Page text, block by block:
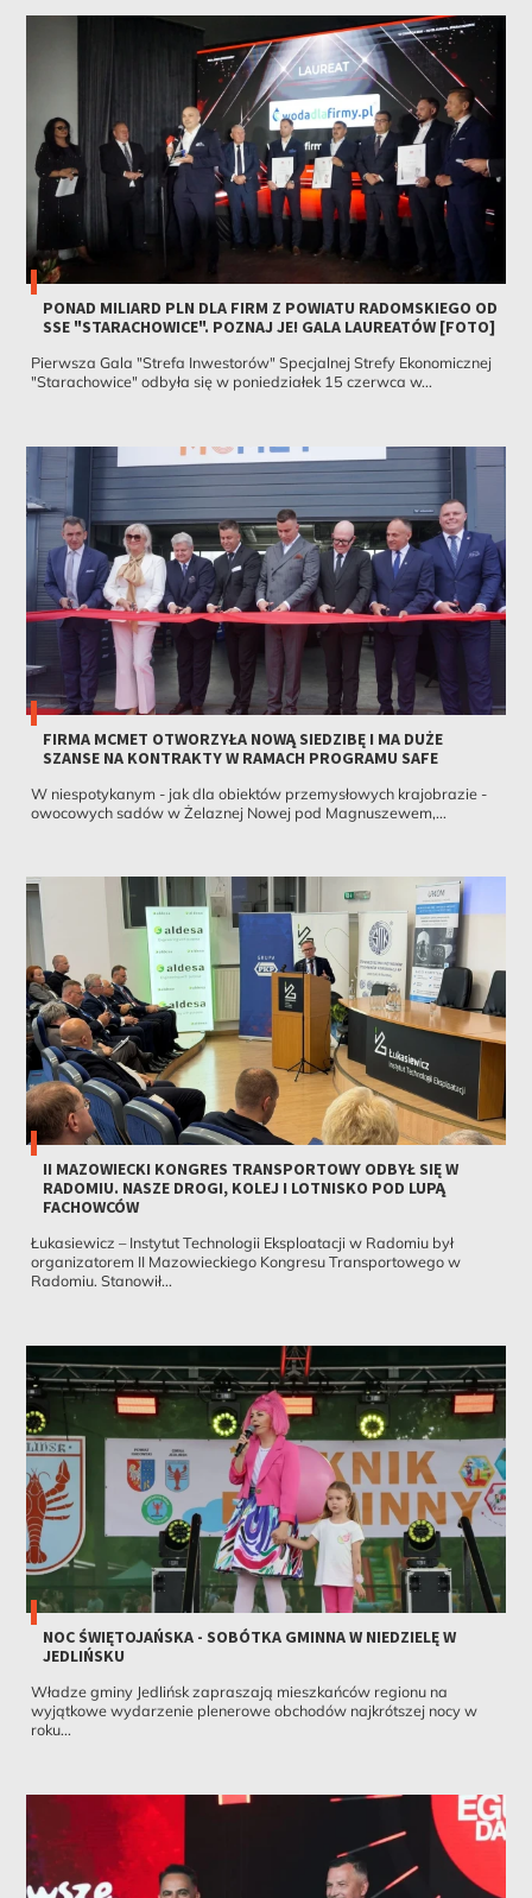
PONAD MILIARD PLN DLA FIRM Z POWIATU RADOMSKIEGO OD
SSE "STARACHOWICE". POZNAJ JE! GALA LAUREATÓW [FOTO]
Pierwsza Gala "Strefa Inwestorów" Specjalnej Strefy Ekonomicznej
"Starachowice" odbyła się w poniedziałek 15 czerwca w...
FIRMA MCMET OTWORZYŁA NOWĄ SIEDZIBĘ I MA DUŻE
SZANSE NA KONTRAKTY W RAMACH PROGRAMU SAFE
W niespotykanym - jak dla obiektów przemysłowych krajobrazie -
owocowych sadów w Żelaznej Nowej pod Magnuszewem,...
II MAZOWIECKI KONGRES TRANSPORTOWY ODBYŁ SIĘ W
RADOMIU. NASZE DROGI, KOLEJ I LOTNISKO POD LUPĄ
FACHOWCÓW
Łukasiewicz – Instytut Technologii Eksploatacji w Radomiu był
organizatorem II Mazowieckiego Kongresu Transportowego w
Radomiu. Stanowił...
NOC ŚWIĘTOJAŃSKA - SOBÓTKA GMINNA W NIEDZIELĘ W
JEDLIŃSKU
Władze gminy Jedlińsk zapraszają mieszkańców regionu na
wyjątkowe wydarzenie plenerowe obchodów najkrótszej nocy w
roku...